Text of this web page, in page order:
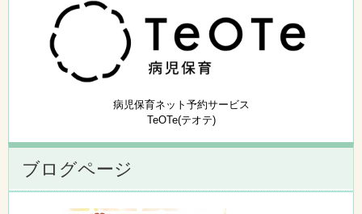
病児保育ネット予約サービス
TeOTe(テオテ)
ブログページ